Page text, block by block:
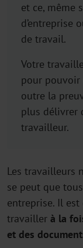
et ce, même
d’entreprise
de travail.
Votre
pour pouvoir
outre la
plus délivrer
travailleur.
Les travailleurs
se peut que
entreprise. Il est
travailler à la
et des